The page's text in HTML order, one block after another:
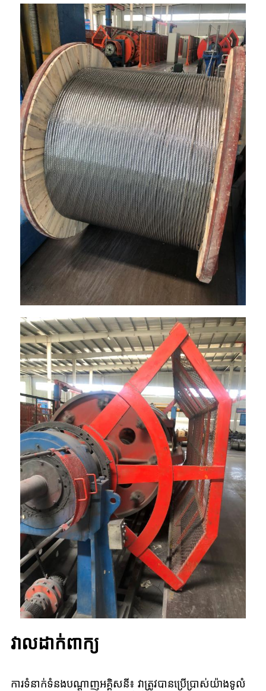
វាលដាក់ពាក្យ
ការទំនាក់ទំនងបណ្តាញអគ្គិសនី៖ វាត្រូវបានប្រើប្រាស់យ៉ាងទូលំ